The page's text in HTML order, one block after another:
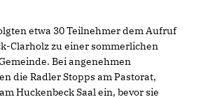
etwa 30 Teilnehmer dem Aufruf
Clarholz zu einer sommerlichen
Bei angenehmen
die Radler Stopps am Pastorat,
Huckenbeck Saal ein, bevor sie